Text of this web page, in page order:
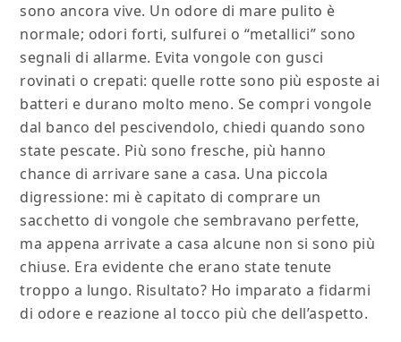
sono ancora vive. Un odore di mare pulito è
normale; odori forti, sulfurei o “metallici” sono
segnali di allarme. Evita vongole con gusci
rovinati o crepati: quelle rotte sono più esposte ai
batteri e durano molto meno. Se compri vongole
dal banco del pescivendolo, chiedi quando sono
state pescate. Più sono fresche, più hanno
chance di arrivare sane a casa. Una piccola
digressione: mi è capitato di comprare un
sacchetto di vongole che sembravano perfette,
ma appena arrivate a casa alcune non si sono più
chiuse. Era evidente che erano state tenute
troppo a lungo. Risultato? Ho imparato a fidarmi
di odore e reazione al tocco più che dell’aspetto.